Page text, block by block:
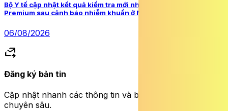
Bộ Y tế cập nhật kết quả kiểm tra mới nhất về sữa a2 Platinum
Premium sau cảnh báo nhiễm khuẩn ở Mỹ
06/08/2026
forward_to_inbox
Đăng ký bản tin
Cập nhật nhanh các thông tin và bài viết sức khỏe
chuyên sâu.